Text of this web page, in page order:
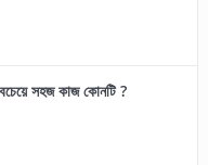
সহজ কাজ কোনটি ?